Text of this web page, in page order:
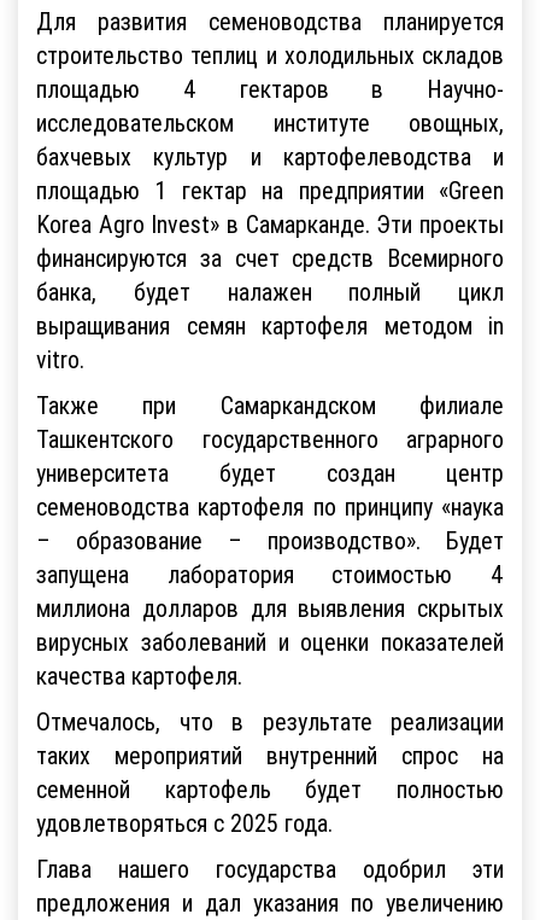
Для развития семеноводства планируется
строительство теплиц и холодильных складов
площадью 4 гектаров в Научно-
исследовательском институте овощных,
бахчевых культур и картофелеводства и
площадью 1 гектар на предприятии «Green
Korea Agro Invest» в Самарканде. Эти проекты
финансируются за счет средств Всемирного
банка, будет налажен полный цикл
выращивания семян картофеля методом in
vitro.
Также при Самаркандском филиале
Ташкентского государственного аграрного
университета будет создан центр
семеноводства картофеля по принципу «наука
– образование – производство». Будет
запущена лаборатория стоимостью 4
миллиона долларов для выявления скрытых
вирусных заболеваний и оценки показателей
качества картофеля.
Отмечалось, что в результате реализации
таких мероприятий внутренний спрос на
семенной картофель будет полностью
удовлетворяться с 2025 года.
Глава нашего государства одобрил эти
предложения и дал указания по увеличению